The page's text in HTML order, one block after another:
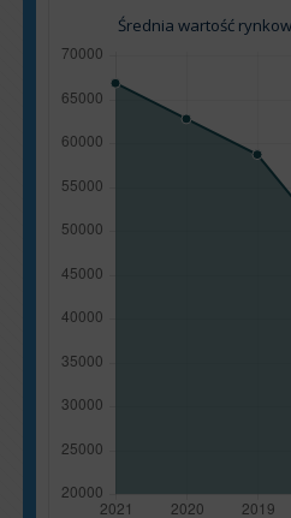
Średnia wartość